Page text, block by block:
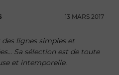
13 MARS 2017
des lignes simples et
Sa sélection est de toute
et intemporelle.